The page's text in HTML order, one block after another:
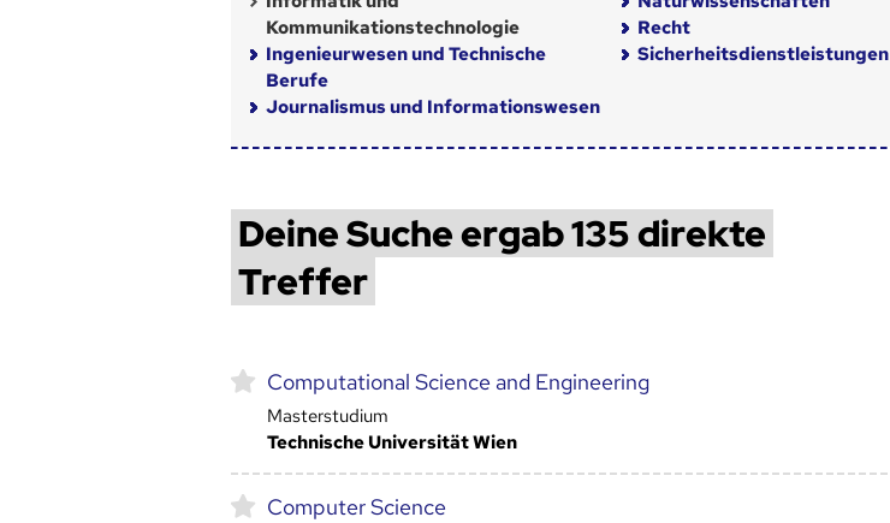
Kommunikationstechnologie
Ingenieurwesen und Technische
Berufe
Journalismus und Informationswesen
Recht
Sicherheitsdienstleistungen
Deine Suche ergab 135 direkte
Treffer
Computational Science and Engineering
Masterstudium
Technische Universität Wien
Computer Science